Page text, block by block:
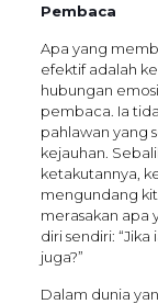
Pembaca
Apa yang
efektif adalah
hubungan
pembaca. Ia
pahlawan yang
kejauhan.
ketakutannya,
mengundang
merasakan apa
diri sendiri:
juga?”
Dalam dunia